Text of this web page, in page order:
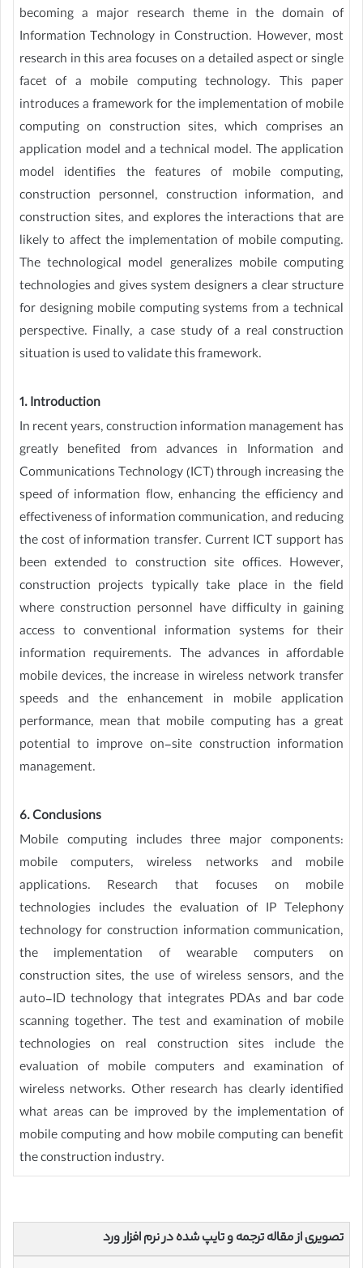
becoming a major research theme in the domain of
Information Technology in Construction. However, most
research in this area focuses on a detailed aspect or single
facet of a mobile computing technology. This paper
introduces a framework for the implementation of mobile
computing on construction sites, which comprises an
application model and a technical model. The application
model identifies the features of mobile computing,
construction personnel, construction information, and
construction sites, and explores the interactions that are
likely to affect the implementation of mobile computing.
The technological model generalizes mobile computing
technologies and gives system designers a clear structure
for designing mobile computing systems from a technical
perspective. Finally, a case study of a real construction
situation is used to validate this framework.
1. Introduction
In recent years, construction information management has
greatly benefited from advances in Information and
Communications Technology (ICT) through increasing the
speed of information flow, enhancing the efficiency and
effectiveness of information communication, and reducing
the cost of information transfer. Current ICT support has
been extended to construction site offices. However,
construction projects typically take place in the field
where construction personnel have difficulty in gaining
access to conventional information systems for their
information requirements. The advances in affordable
mobile devices, the increase in wireless network transfer
speeds and the enhancement in mobile application
performance, mean that mobile computing has a great
potential to improve on-site construction information
management.
6. Conclusions
Mobile computing includes three major components:
mobile computers, wireless networks and mobile
applications. Research that focuses on mobile
technologies includes the evaluation of IP Telephony
technology for construction information communication,
the implementation of wearable computers on
construction sites, the use of wireless sensors, and the
auto-ID technology that integrates PDAs and bar code
scanning together. The test and examination of mobile
technologies on real construction sites include the
evaluation of mobile computers and examination of
wireless networks. Other research has clearly identified
what areas can be improved by the implementation of
mobile computing and how mobile computing can benefit
the construction industry.
تصویری از مقاله ترجمه و تایپ شده در نرم افزار ورد